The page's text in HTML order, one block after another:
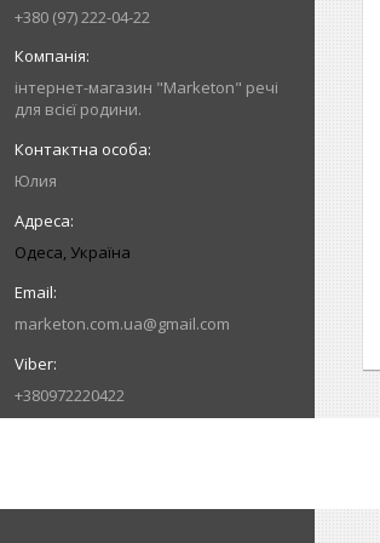
+380 (97) 222-04-22
інтернет-магазин "Marketon" речі
для всієї родини.
Юлия
Одеса, Україна
marketon.com.ua@gmail.com
+380972220422